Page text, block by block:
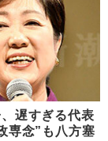
遅すぎる代表
念”も八方塞